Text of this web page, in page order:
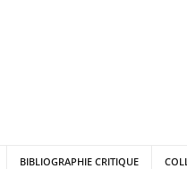
BIBLIOGRAPHIE CRITIQUE